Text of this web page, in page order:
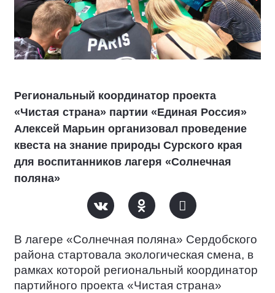
Региональный координатор проекта
«Чистая страна» партии «Единая Россия»
Алексей Марьин организовал проведение
квеста на знание природы Сурского края
для воспитанников лагеря «Солнечная
поляна»
В лагере «Солнечная поляна» Сердобского
района стартовала экологическая смена, в
рамках которой региональный координатор
партийного проекта «Чистая страна»